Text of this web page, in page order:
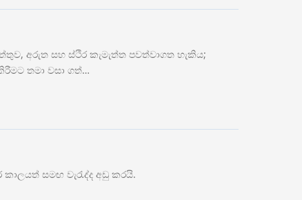
අරුත සහ ස්ථිර කැමැත්ත පවත්වාගත හැකිය;
තමා වසා ගත්…
සමඟ වැරැද්ද අඩු කරයි.